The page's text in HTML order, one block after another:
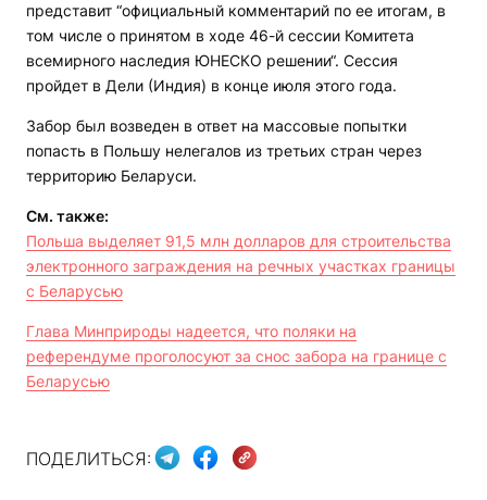
представит “официальный комментарий по ее итогам, в
том числе о принятом в ходе 46-й сессии Комитета
всемирного наследия ЮНЕСКО решении“. Сессия
пройдет в Дели (Индия) в конце июля этого года.
Забор был возведен в ответ на массовые попытки
попасть в Польшу нелегалов из третьих стран через
территорию Беларуси.
См. также:
Польша выделяет 91,5 млн долларов для строительства
электронного заграждения на речных участках границы
с Беларусью
Глава Минприроды надеется, что поляки на
референдуме проголосуют за снос забора на границе с
Беларусью
ПОДЕЛИТЬСЯ: